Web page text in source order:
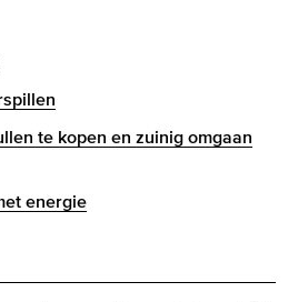
te kopen en zuinig omgaan
energie